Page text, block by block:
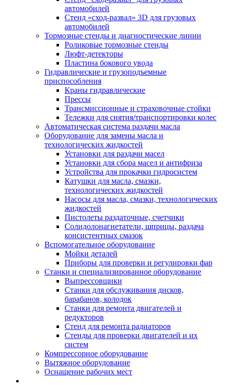
автомобилей
Стенд «сход-развал» 3D для грузовых
автомобилей
Тормозные стенды и диагностические линии
Роликовые тормозные стенды
Люфт-детекторы
Пластина бокового увода
Гидравлические и грузоподъемные
приспособления
Краны гидравлические
Прессы
Трансмиссионные и страховочные стойки
Тележки для снятия/транспортировки колес
Автоматическая система раздачи масла
Оборудование для замены масла и
технологических жидкостей
Установки для раздачи масел
Установки для сбора масел и антифриза
Устройства для прокачки гидросистем
Катушки для масла, смазки,
технологических жидкостей
Насосы для масла, смазки, технологических
жидкостей
Пистолеты раздаточные, счетчики
Солидолонагнетатели, шприцы, раздача
консистентных смазок
Вспомогательное оборудование
Мойки деталей
Приборы для проверки и регулировки фар
Станки и специализированное оборудование
Выпрессовщики
Станки для обслуживания дисков,
барабанов, колодок
Станки для ремонта двигателей и
редукторов
Стенд для ремонта радиаторов
Стенды для проверки двигателей и их
систем
Компрессорное оборудование
Вытяжное оборудование
Оснащение рабочих мест